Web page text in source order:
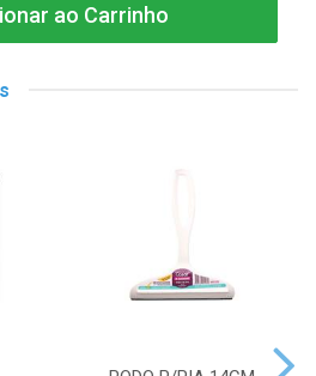
ao Carrinho